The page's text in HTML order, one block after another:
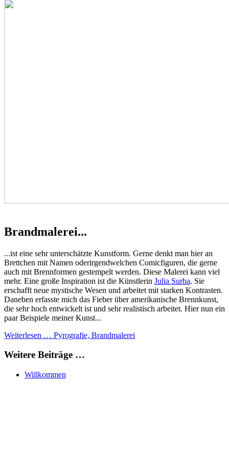
Brandmalerei...
...ist eine sehr unterschätzte Kunstform. Gerne denkt man hier an
Brettchen mit Namen oderirgendwelchen Comicfiguren, die gerne
auch mit Brennformen gestempelt werden. Diese Malerei kann viel
mehr. Eine große Inspiration ist die Künstlerin Julia Surba. Sie
erschafft neue mystische Wesen und arbeitet mit starken Kontrasten.
Daneben erfasste mich das Fieber über amerikanische Brennkunst,
die sehr hoch entwickelt ist und sehr realistisch arbeitet. Hier nun ein
paar Beispiele meiner Kunst...
Weiterlesen … Pyrografie, Brandmalerei
Weitere Beiträge …
Willkommen